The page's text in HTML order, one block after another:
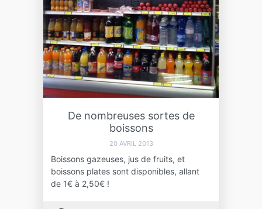
De nombreuses sortes de
boissons
20 AVRIL 2013
Boissons gazeuses, jus de fruits, et
boissons plates sont disponibles, allant
de 1€ à 2,50€ !